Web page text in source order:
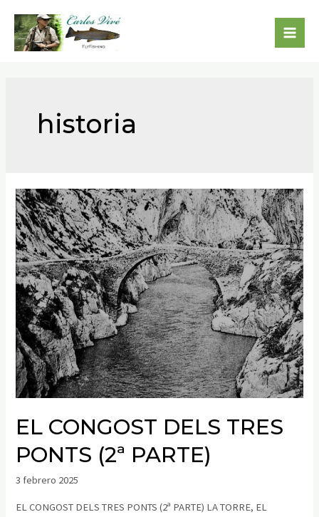
historia
EL CONGOST DELS TRES
PONTS (2ª PARTE)
3 febrero 2025
EL CONGOST DELS TRES PONTS (2ª PARTE) LA TORRE, EL